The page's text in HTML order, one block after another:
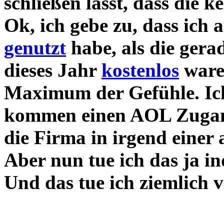
Ok, ich gebe zu, dass ich
genutzt habe, als die
dieses Jahr kostenlos
Maximum der Gefühle.
kommen einen AOL
die Firma in irgend einer
Aber nun tue ich das ja
Und das tue ich ziemlich